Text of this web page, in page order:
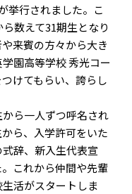
挙行されました。こ
数えて31期生となり
来賓の方々から大き
園高等学校 秀光コー
けてもらい、誇らし
ら一人ずつ呼名され
ら、入学許可をいた
辞、新入生代表宣
これから仲間や先輩
活がスタートしま